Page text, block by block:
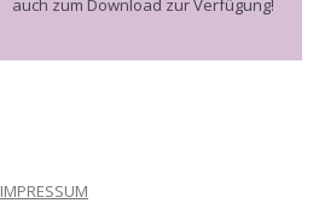
auch zum Download zur Verfügung!
IMPRESSUM